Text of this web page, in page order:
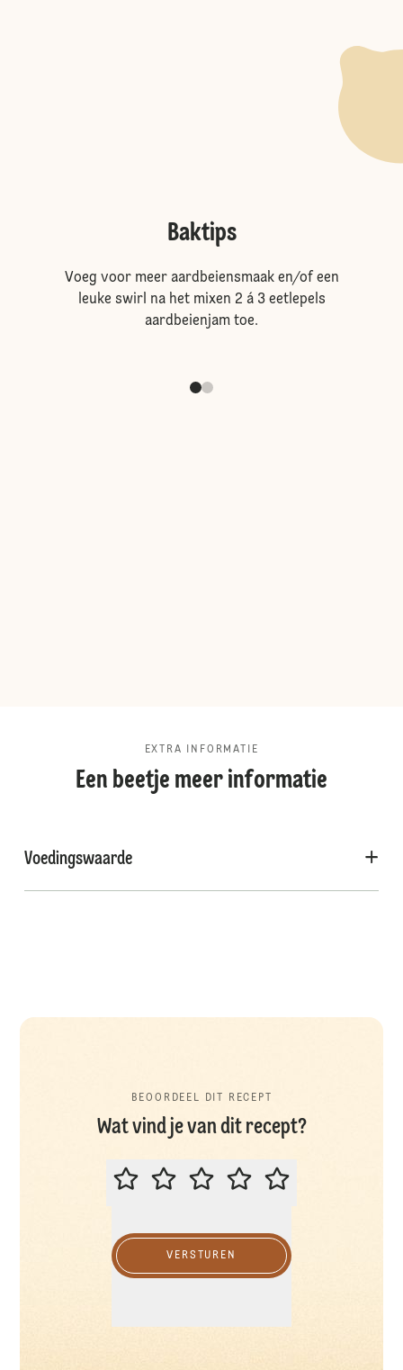
Baktips
Voeg voor meer aardbeiensmaak en/of een
leuke swirl na het mixen 2 á 3 eetlepels
aardbeienjam toe.
EXTRA INFORMATIE
Een beetje meer informatie
Voedingswaarde
BEOORDEEL DIT RECEPT
Wat vind je van dit recept?
BEOORDEEL DIT RECEPT
VERSTUREN